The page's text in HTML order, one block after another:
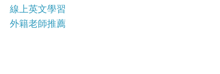
線上英文學習
外籍老師推薦